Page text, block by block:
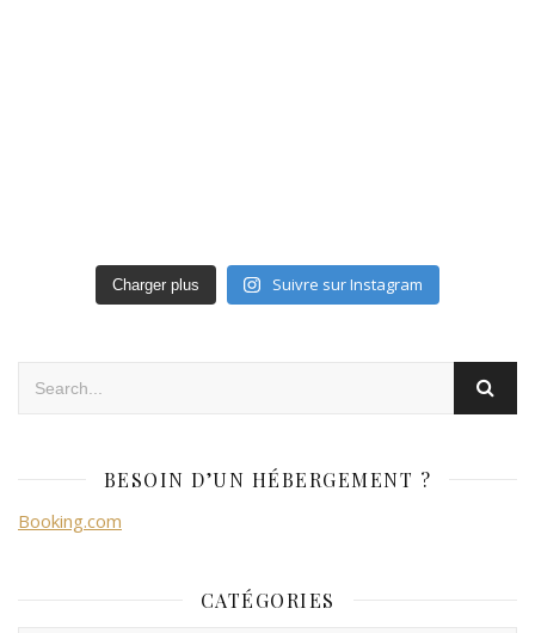
Charger plus Suivre sur Instagram
BESOIN D’UN HÉBERGEMENT ?
Booking.com
CATÉGORIES